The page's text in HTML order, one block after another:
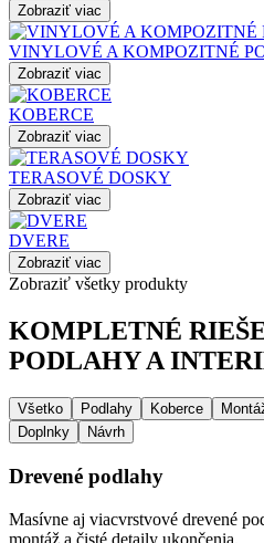
Zobraziť viac
VINYLOVÉ A KOMPOZITNÉ
Zobraziť viac
KOBERCE
Zobraziť viac
TERASOVÉ DOSKY
Zobraziť viac
DVERE
Zobraziť viac
Zobraziť všetky produkty
KOMPLETNÉ
PODLAHY A
Všetko Podlahy Koberce
Doplnky
Návrh
Drevené podlahy
Masívne aj viacvrstvové drevené
montáž a čisté detaily ukončenia.